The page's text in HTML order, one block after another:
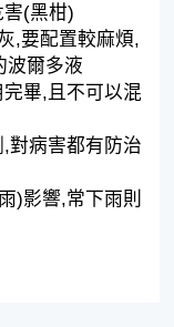
(黑柑)
,要配置較麻煩,
波爾多液
畢,且不可以混
對病害都有防治
)影響,常下雨則